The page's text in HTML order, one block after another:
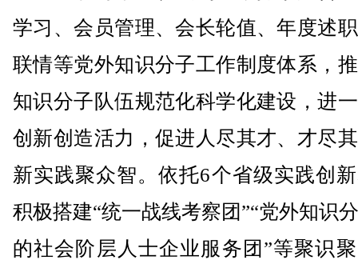
学习、会员管理、会长轮值、年度述
联情等党外知识分子工作制度体系，
知识分子队伍规范化科学化建设，进
创新创造活力，促进人尽其才、才尽
新实践聚众智。依托6个省级实践创
积极搭建“统一战线考察团”“党外知识
的社会阶层人士企业服务团”等聚识